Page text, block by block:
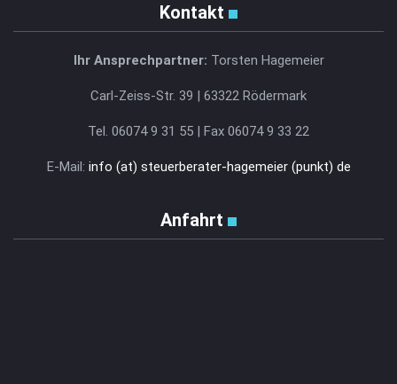
Kontakt
Ihr Ansprechpartner: Torsten Hagemeier
Carl-Zeiss-Str. 39 | 63322 Rödermark
Tel. 06074 9 31 55 | Fax 06074 9 33 22
E-Mail: info (at) steuerberater-hagemeier (punkt) de
Anfahrt